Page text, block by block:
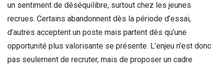
un sentiment de déséquilibre, surtout chez les jeunes
recrues. Certains abandonnent dès la période d’essai,
d’autres acceptent un poste mais partent dès qu’une
opportunité plus valorisante se présente. L’enjeu n’est donc
pas seulement de recruter, mais de proposer un cadre